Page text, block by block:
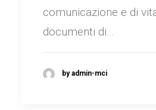
comunicazione e di
documenti di…
by admin-mci